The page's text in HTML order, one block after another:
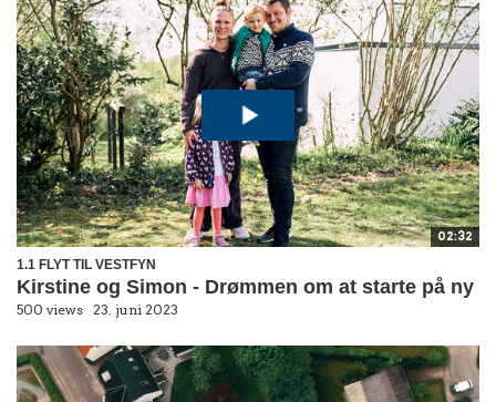
02:32
1.1 FLYT TIL VESTFYN
Kirstine og Simon - Drømmen om at starte på ny
500 views 23. juni 2023